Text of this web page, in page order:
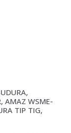
AMAZ WSME-
TIP TIG,